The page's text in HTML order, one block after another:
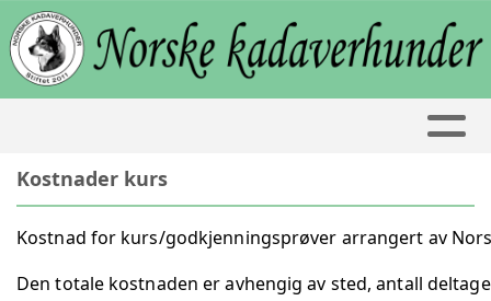
Kostnader kurs
Kostnad for kurs/godkjenningsprøver arrangert av
Den totale kostnaden er avhengig av sted, antall